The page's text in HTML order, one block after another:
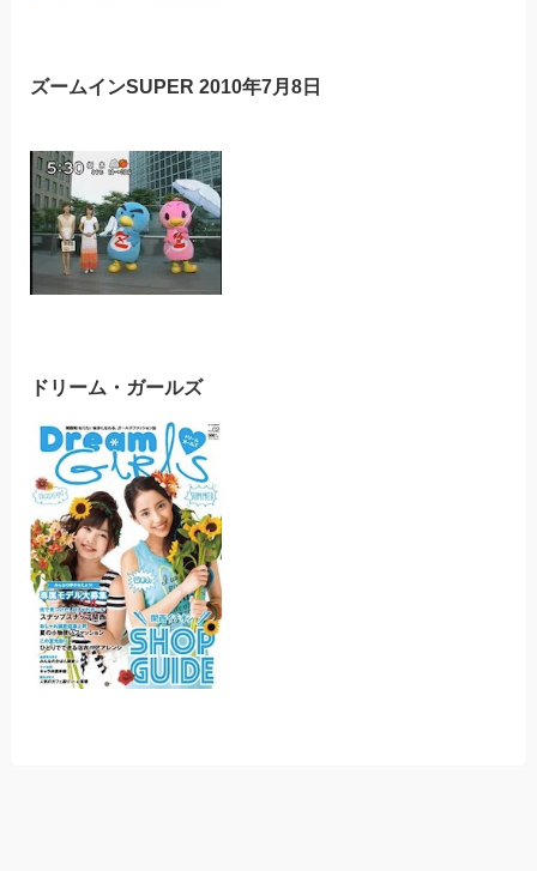
ズームインSUPER 2010年7月8日
ドリーム・ガールズ